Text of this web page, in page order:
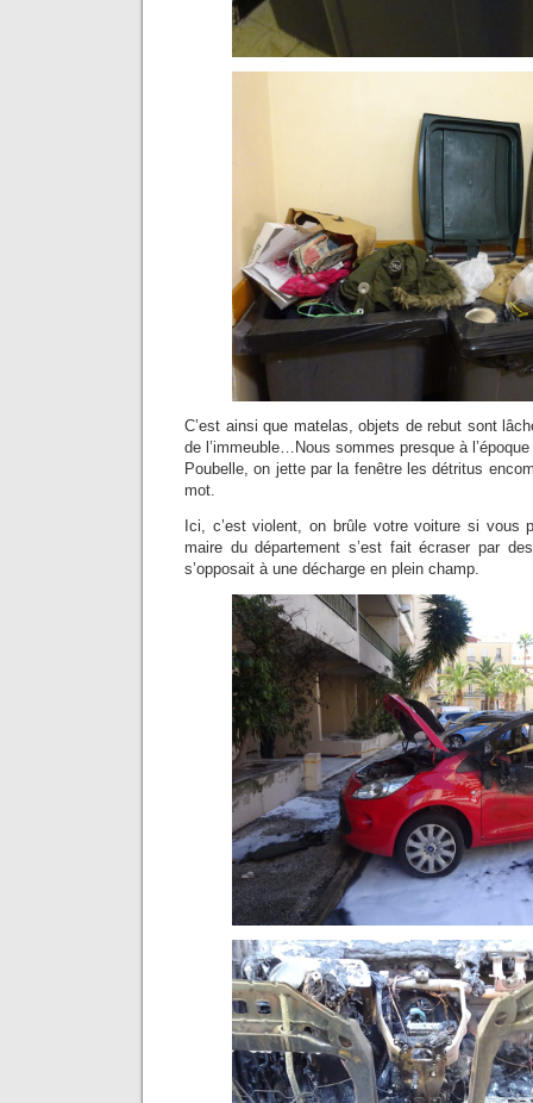
C’est ainsi que matelas, objets de rebut sont
de l’immeuble…Nous sommes presque à
Poubelle, on jette par la fenêtre les détritus
mot.
Ici, c’est violent, on brûle votre voiture si vous
maire du département s’est fait écraser par
s’opposait à une décharge en plein champ.